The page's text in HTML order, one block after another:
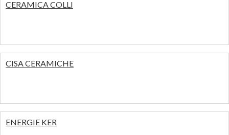
CERAMICA COLLI
CISA CERAMICHE
ENERGIE KER